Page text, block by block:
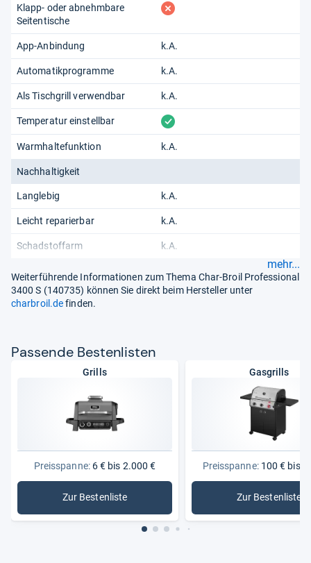
Klapp- oder abnehmbare
Seitentische
fehlt
App-Anbindung k.A.
Automatikprogramme k.A.
Als Tischgrill verwendbar k.A.
Temperatur einstellbar vorhanden
Warmhaltefunktion k.A.
Nachhaltigkeit
Langlebig k.A.
Leicht reparierbar k.A.
Schadstoffarm k.A.
mehr...
Weiterführende Informationen zum Thema Char-Broil Professional
3400 S (140735) können Sie direkt beim Hersteller unter
charbroil.definden.
Pas­sende Bes­ten­lis­ten
Grills
Preisspanne:6 € bis 2.000 €
Zur Bestenliste
: Grills
Gasgrills
Preisspanne:100 € bis
Zur Bestenliste
: Gasgrills